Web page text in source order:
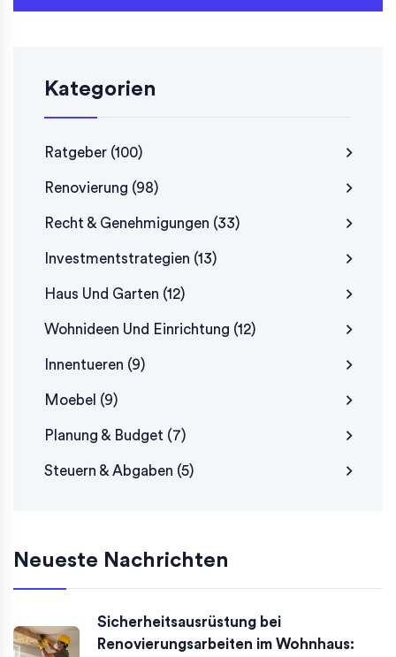
Kategorien
Ratgeber (100)
Renovierung (98)
Recht & Genehmigungen (33)
Investmentstrategien (13)
Haus Und Garten (12)
Wohnideen Und Einrichtung (12)
Innentueren (9)
Moebel (9)
Planung & Budget (7)
Steuern & Abgaben (5)
Neueste Nachrichten
Sicherheitsausrüstung bei
Renovierungsarbeiten im Wohnhaus: